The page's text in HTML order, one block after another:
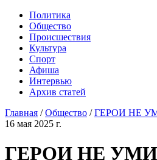
Политика
Общество
Проиcшествия
Культура
Спорт
Афиша
Интервью
Архив статей
Главная /Общество /ГЕРОИ НЕ
16 мая 2025 г.
ГЕРОИ НЕ